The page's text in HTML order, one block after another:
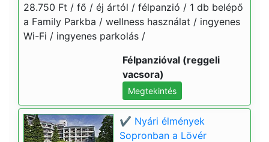
28.750 Ft / fő / éj ártól / félpanzió / 1 db belépő
a Family Parkba / wellness használat / ingyenes
Wi-Fi / ingyenes parkolás /
Félpanzióval (reggeli
vacsora)
Megtekintés
✔️ Nyári élmények
Sopronban a Lövér